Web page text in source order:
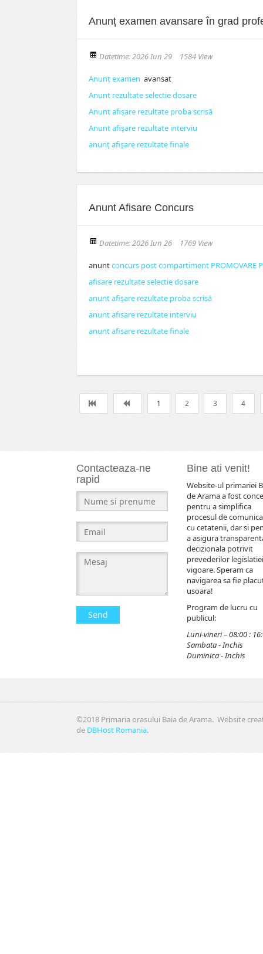
Anunț examen avansare în grad
Datetime: 2026 Iun 29 1584 View
Anunț examen avansat
Anunt rezultate selectie dosare
Anunt afișare rezultate proba scrisă
Anunt afișare rezultate interviu
anunț afișare rezultate finale
Anunt Afisare Concurs
Datetime: 2026 Iun 26 1769 View
anuntconcurs post compartiment PROMOVARE
afisare rezultate selectie dosare
anunt afișare rezultate proba scrisă
anunt afisare rezultate interviu
anunt afisare rezultate finale
1 2 3 4
Contacteaza-ne
rapid
Send
Bine ati venit!
Website-ul primariei
de Arama a fost
pentru a simplifica
procesul de
cu cetatenii, dar si
a asigura
decizionala potrivit
prevederilor
vigoare. Speram ca
navigarea sa fie
usoara!
Program de lucru cu
publicul:
Luni-vineri – 08:00 :
Sambata - Inchis
Duminica - Inchis
©2018 Primaria orasului Baia de Arama. Website
de DBHost Romania.